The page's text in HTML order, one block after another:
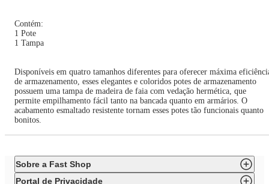
Contém:
1 Pote
1 Tampa
Disponíveis em quatro tamanhos diferentes para oferecer máxima
de armazenamento, esses elegantes e coloridos potes de armazenamento
possuem uma tampa de madeira de faia com vedação hermética, que
permite empilhamento fácil tanto na bancada quanto em armários. O
acabamento esmaltado resistente tornam esses potes tão funcionais quanto
bonitos.
Sobre a Fast Shop
Portal de Privacidade